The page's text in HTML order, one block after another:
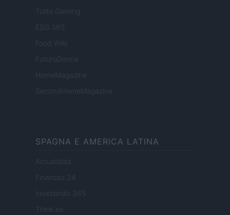
Tutto Gaming
ESG 365
Food Wiki
FuturoDonna
HomeMagazine
SecondHomeMagazine
SPAGNA E AMERICA LATINA
Actualidad
Finanzas 24
Investindo 365
Think.es